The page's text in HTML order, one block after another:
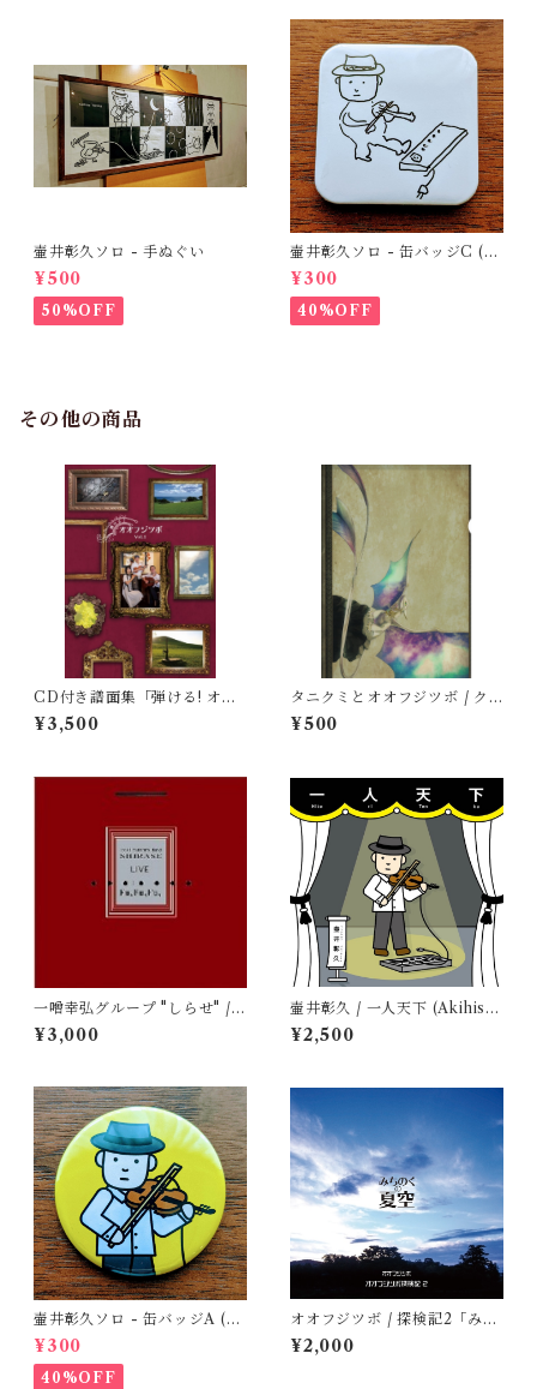
壷井彰久ソロ - 手ぬぐい
¥500
50%OFF
壷井彰久ソロ - 缶バッジC (C
Dジャケット原画)
¥300
40%OFF
その他の商品
CD付き譜面集「弾ける! オオ
フジツボ Vol.1」
¥3,500
タニクミとオオフジツボ / ク
リアファイル「ダイアモンド
ドラゴン」
¥500
一噌幸弘グループ "しらせ" /
ふ、ふ、ふ、●一噌幸弘・し
らせLIVE
¥3,000
壷井彰久 / 一人天下 (Akihisa
Tsuboy / Hitori Tenka)
¥2,500
壷井彰久ソロ - 缶バッジA (壷
井さん)
¥300
40%OFF
オオフジツボ / 探検記2「みち
のくの夏空」
¥2,000